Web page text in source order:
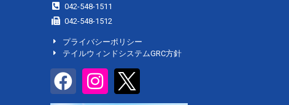
042-548-1511
042-548-1512
プライバシーポリシー
テイルウィンドシステムGRC方針